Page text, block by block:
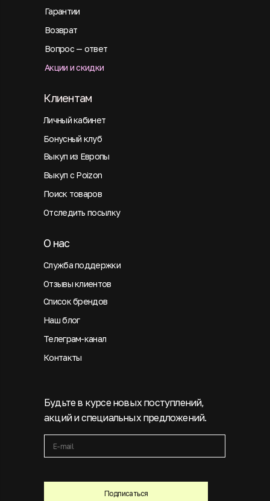
Подписаться
Будьте в курсе новых поступлений,
акций и специальных предложений.
Гарантии
Возврат
Вопрос — ответ
Акции и скидки
Личный кабинет
Клиентам
Бонусный клуб
Выкуп из Европы
Выкуп с Poizon
Поиск товаров
Отследить посылку
Служба поддержки
О нас
Отзывы клиентов
Список брендов
Наш блог
Телеграм-канал
Контакты